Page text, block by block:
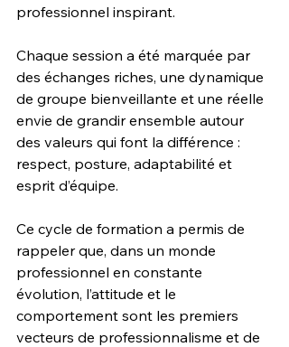
professionnel inspirant.
Chaque session a été marquée par
des échanges riches, une dynamique
de groupe bienveillante et une réelle
envie de grandir ensemble autour
des valeurs qui font la différence :
respect, posture, adaptabilité et
esprit d’équipe.
Ce cycle de formation a permis de
rappeler que, dans un monde
professionnel en constante
évolution, l’attitude et le
comportement sont les premiers
vecteurs de professionnalisme et de